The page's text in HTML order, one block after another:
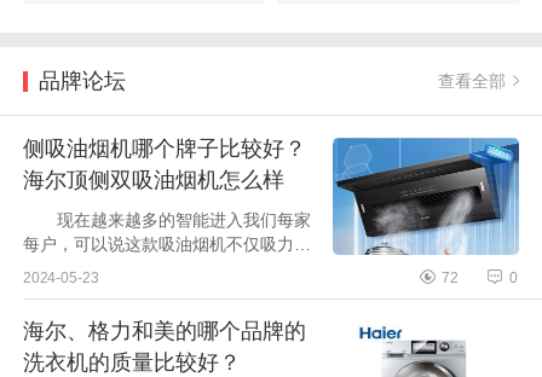
品牌论坛 查看全部
侧吸油烟机哪个牌子比较好？
海尔顶侧双吸油烟机怎么样
现在越来越多的智能进入我们每家
每户，可以说这款吸油烟机不仅吸力
强，而且性价比很高，下面小编为大家
尔顶侧双吸油烟机怎么样 ...
2024-05-23 72 0
海尔、格力和美的哪个品牌的
洗衣机的质量比较好？